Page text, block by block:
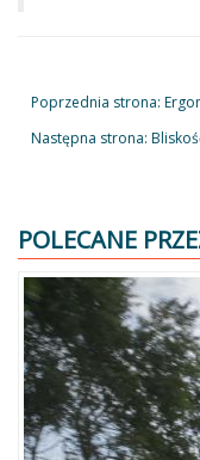
Poprzednia strona:
Następna strona:
POLECANE